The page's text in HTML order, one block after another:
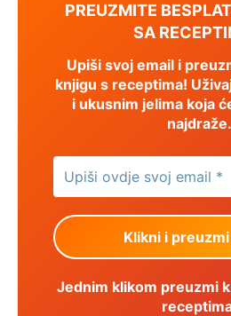
PREUZMITE
SA
Upiši svoj email i
knjigu s receptima!
i ukusnim jelima koja
najdraže.
Jednim klikom preuzmi